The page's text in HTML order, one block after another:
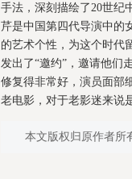
手法，深刻描绘了20世
芹是中国第四代导演中的
的艺术个性，为这个时
发出了“邀约”，邀请他
修复得非常好，演员面部
老电影，对于老影迷来说
本文版权归原作者所